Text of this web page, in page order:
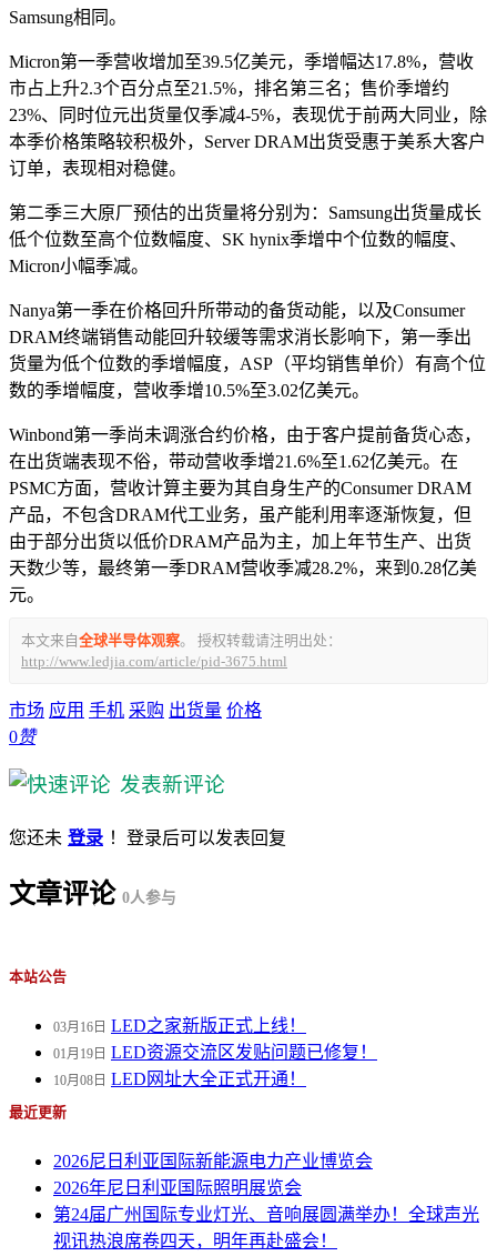
Samsung相同。
Micron第一季营收增加至39.5亿美元，季增幅达17.8%，营收
市占上升2.3个百分点至21.5%，排名第三名；售价季增约
23%、同时位元出货量仅季减4-5%，表现优于前两大同业，除
本季价格策略较积极外，Server DRAM出货受惠于美系大客户
订单，表现相对稳健。
第二季三大原厂预估的出货量将分别为：Samsung出货量成长
低个位数至高个位数幅度、SK hynix季增中个位数的幅度、
Micron小幅季减。
Nanya第一季在价格回升所带动的备货动能，以及Consumer
DRAM终端销售动能回升较缓等需求消长影响下，第一季出
货量为低个位数的季增幅度，ASP（平均销售单价）有高个位
数的季增幅度，营收季增10.5%至3.02亿美元。
Winbond第一季尚未调涨合约价格，由于客户提前备货心态，
在出货端表现不俗，带动营收季增21.6%至1.62亿美元。在
PSMC方面，营收计算主要为其自身生产的Consumer DRAM
产品，不包含DRAM代工业务，虽产能利用率逐渐恢复，但
由于部分出货以低价DRAM产品为主，加上年节生产、出货
天数少等，最终第一季DRAM营收季减28.2%，来到0.28亿美
元。
本文来自全球半导体观察。 授权转载请注明出处：
http://www.ledjia.com/article/pid-3675.html
市场 应用 手机 采购 出货量 价格
0赞
发表新评论
您还未 登录 ！登录后可以发表回复
文章评论 0人参与
本站公告
03月16日 LED之家新版正式上线！
01月19日 LED资源交流区发贴问题已修复！
10月08日 LED网址大全正式开通！
最近更新
2026尼日利亚国际新能源电力产业博览会
2026年尼日利亚国际照明展览会
第24届广州国际专业灯光、音响展圆满举办！全球声光
视讯热浪席卷四天，明年再赴盛会！